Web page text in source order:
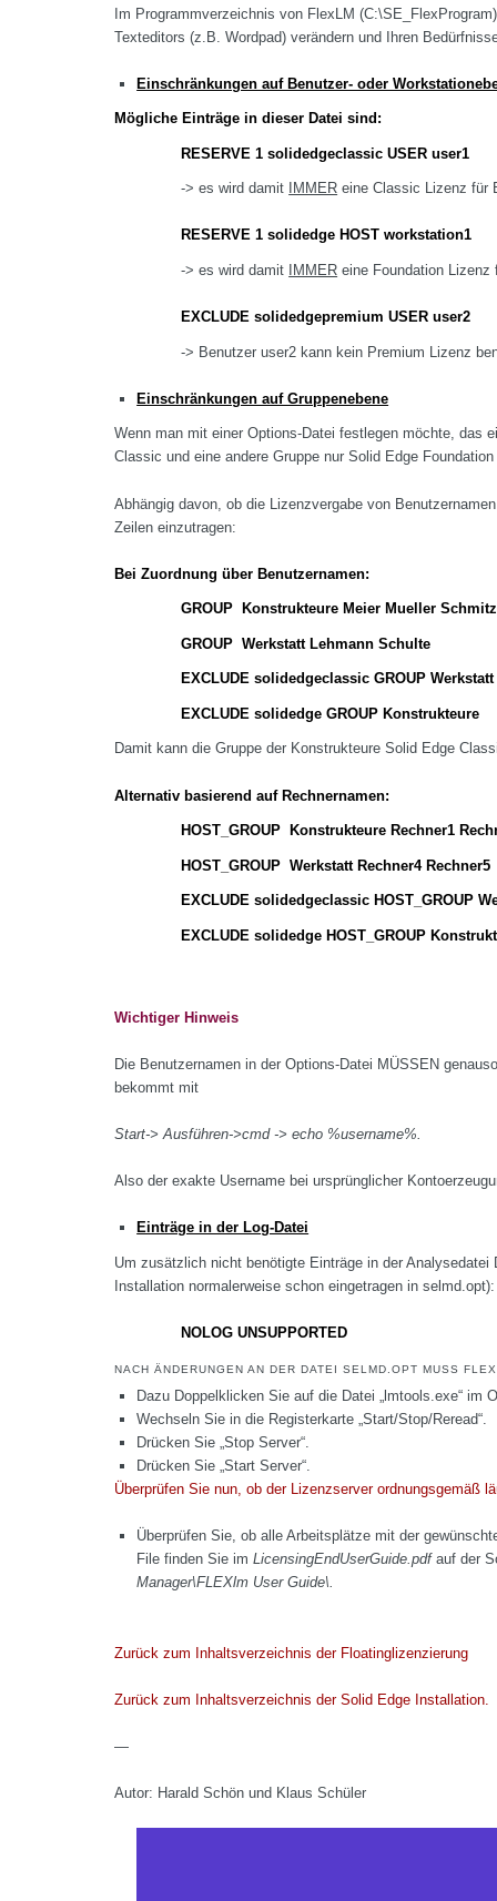
Im Programmverzeichnis von FlexLM
Texteditors (z.B. Wordpad) verändern und Ihren
Einschränkungen auf Benutzer- oder
Mögliche Einträge in dieser Datei sind:
RESERVE 1 solidedgeclassic USER user1
-> es wird damit IMMER eine Classic Lizenz für
RESERVE 1 solidedge HOST workstation1
-> es wird damit IMMER eine Foundation Lizenz
EXCLUDE solidedgepremium USER user2
-> Benutzer user2 kann kein Premium Lizenz
Einschränkungen auf Gruppenebene
Wenn man mit einer Options-Datei festlegen möchte, das
Classic und eine andere Gruppe nur Solid Edge
Abhängig davon, ob die Lizenzvergabe von
Zeilen einzutragen:
Bei Zuordnung über Benutzernamen:
GROUP Konstrukteure Meier Mueller Schmitz
GROUP Werkstatt Lehmann Schulte
EXCLUDE solidedgeclassic GROUP Werkstatt
EXCLUDE solidedge GROUP Konstrukteure
Damit kann die Gruppe der Konstrukteure Solid Edge
Alternativ basierend auf Rechnernamen:
HOST_GROUP Konstrukteure Rechner1
HOST_GROUP Werkstatt Rechner4 Rechner5
EXCLUDE solidedgeclassic HOST_GROUP
EXCLUDE solidedge HOST_GROUP
Wichtiger Hinweis
Die Benutzernamen in der Options-Datei MÜSSEN
bekommt mit
Start-> Ausführen->cmd -> echo %username%.
Also der exakte Username bei ursprünglicher
Einträge in der Log-Datei
Um zusätzlich nicht benötigte Einträge in der
Installation normalerweise schon eingetragen in selmd.opt):
NOLOG UNSUPPORTED
NACH ÄNDERUNGEN AN DER DATEI SELMD.OPT MUSS
Dazu Doppelklicken Sie auf die Datei „lmtools.exe“
Wechseln Sie in die Registerkarte „Start/Stop/Reread“.
Drücken Sie „Stop Server“.
Drücken Sie „Start Server“.
Überprüfen Sie nun, ob der Lizenzserver ordnungsgemäß
Überprüfen Sie, ob alle Arbeitsplätze mit der
File finden Sie imLicensingEndUserGuide.pdfauf der
Manager\FLEXlm User Guide\.
Zurück zum Inhaltsverzeichnis der Floatinglizenzierung
Zurück zum Inhaltsverzeichnis der Solid Edge Installation.
—
Autor: Harald Schön und Klaus Schüler